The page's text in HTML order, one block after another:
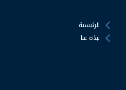
الرئيسية
نبذة عنا